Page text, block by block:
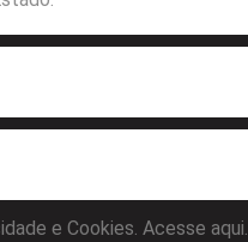
e Cookies. Acesse aqui.